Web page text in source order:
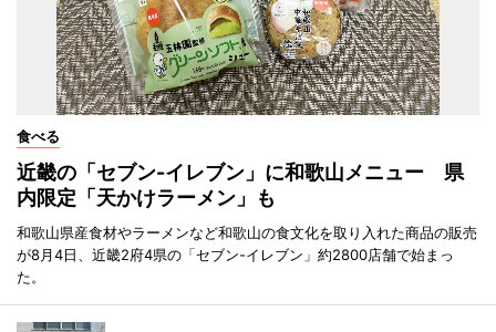
食べる
近畿の「セブン-イレブン」に和歌山メニュー 県
内限定「天かけラーメン」も
和歌山県産食材やラーメンなど和歌山の食文化を取り入れた商品の販売
が8月4日、近畿2府4県の「セブン-イレブン」約2800店舗で始まっ
た。